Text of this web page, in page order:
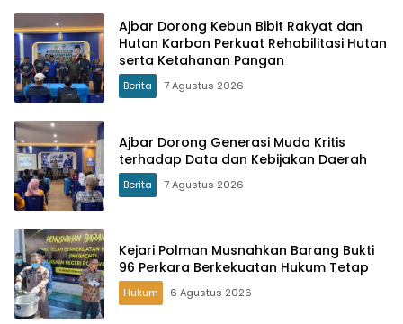
Ajbar Dorong Kebun Bibit Rakyat dan
Hutan Karbon Perkuat Rehabilitasi Hutan
serta Ketahanan Pangan
Berita 7 Agustus 2026
Ajbar Dorong Generasi Muda Kritis
terhadap Data dan Kebijakan Daerah
Berita 7 Agustus 2026
Kejari Polman Musnahkan Barang Bukti
96 Perkara Berkekuatan Hukum Tetap
Hukum 6 Agustus 2026